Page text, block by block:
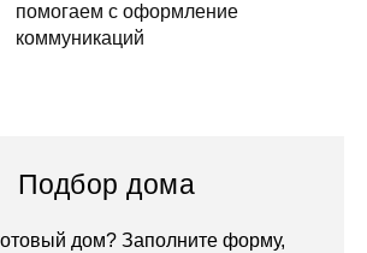
помогаем с оформление
коммуникаций
Подбор дома
дом? Заполните форму,